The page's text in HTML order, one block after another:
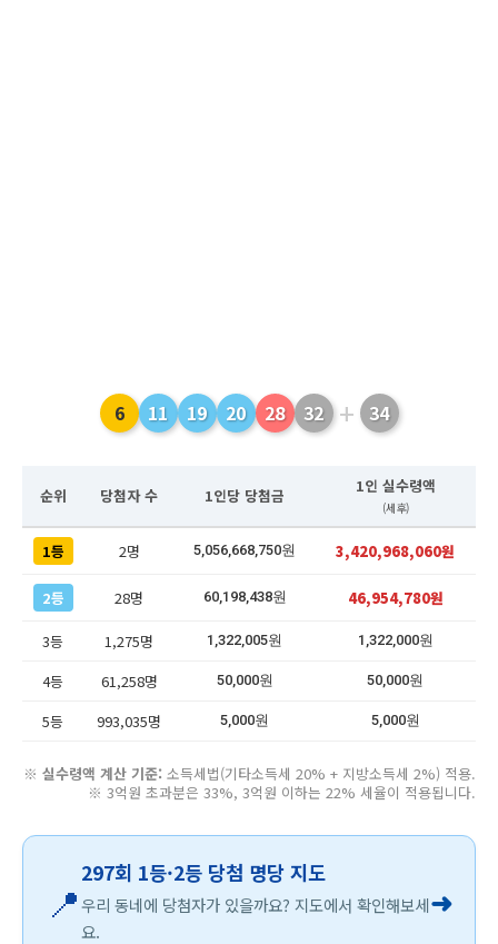
6 11 19 20 28 32 + 34
순위 당첨자 수 1인당 당첨금 1인 실수령액
(세후)
1등 2명 5,056,668,750원 3,420,968,060원
2등 28명 60,198,438원 46,954,780원
3등 1,275명 1,322,005원 1,322,000원
4등 61,258명 50,000원 50,000원
5등 993,035명 5,000원 5,000원
※ 실수령액 계산 기준: 소득세법(기타소득세 20% + 지방소득세 2%) 적용.
※ 3억원 초과분은 33%, 3억원 이하는 22% 세율이 적용됩니다.
📍
297회 1등·2등 당첨 명당 지도
우리 동네에 당첨자가 있을까요? 지도에서 확인해보세
요.
➜